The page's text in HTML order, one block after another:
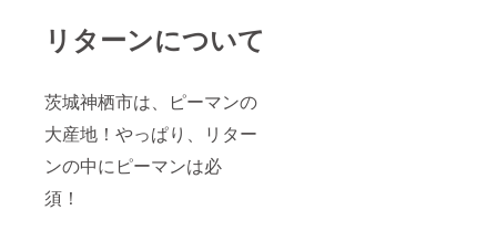
リターンについて
茨城神栖市は、ピーマンの
大産地！やっぱり、リター
ンの中にピーマンは必
須！